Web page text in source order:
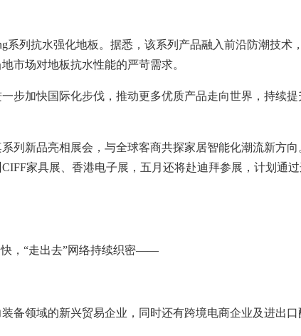
系列抗水强化地板。据悉，该系列产品融入前沿防潮技术
市场对地板抗水性能的严苛需求。
步加快国际化步伐，推动更多优质产品走向世界，持续提
列新品亮相展会，与全球客商共探家居智能化潮流新方
家具展、香港电子展，五月还将赴迪拜参展，计划通过
快，“走出去”网络持续织密——
备领域的新兴贸易企业，同时还有跨境电商企业及进出口